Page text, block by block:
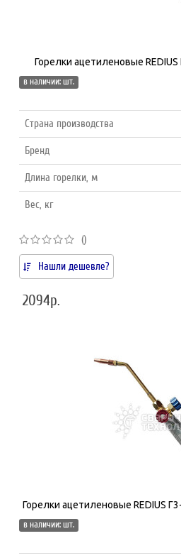
Горелки ацетиленовые
в наличии: шт.
Страна производства
Бренд
Длина горелки, м
Вес, кг
()
Нашли дешевле?
2094р.
Горелки ацетиленовые REDIUS
в наличии: шт.